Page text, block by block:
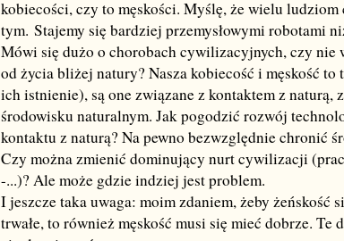
kobiecości, czy to męskości. Myślę, że wielu ludziom
tym. Stajemy się bardziej przemysłowymi robotami
Mówi się dużo o chorobach cywilizacyjnych, czy nie
od życia bliżej natury? Nasza kobiecość i męskość
ich istnienie), są one związane z kontaktem z naturą,
środowisku naturalnym. Jak pogodzić rozwój
kontaktu z naturą? Na pewno bezwzględnie chronić
Czy można zmienić dominujący nurt cywilizacji
-...)? Ale może gdzie indziej jest problem.
I jeszcze taka uwaga: moim zdaniem, żeby żeńskość
trwałe, to również męskość musi się mieć dobrze. Te